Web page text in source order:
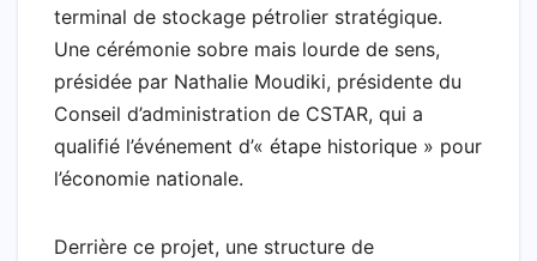
terminal de stockage pétrolier stratégique.
Une cérémonie sobre mais lourde de sens,
présidée par Nathalie Moudiki, présidente du
Conseil d’administration de CSTAR, qui a
qualifié l’événement d’« étape historique » pour
l’économie nationale.
Derrière ce projet, une structure de